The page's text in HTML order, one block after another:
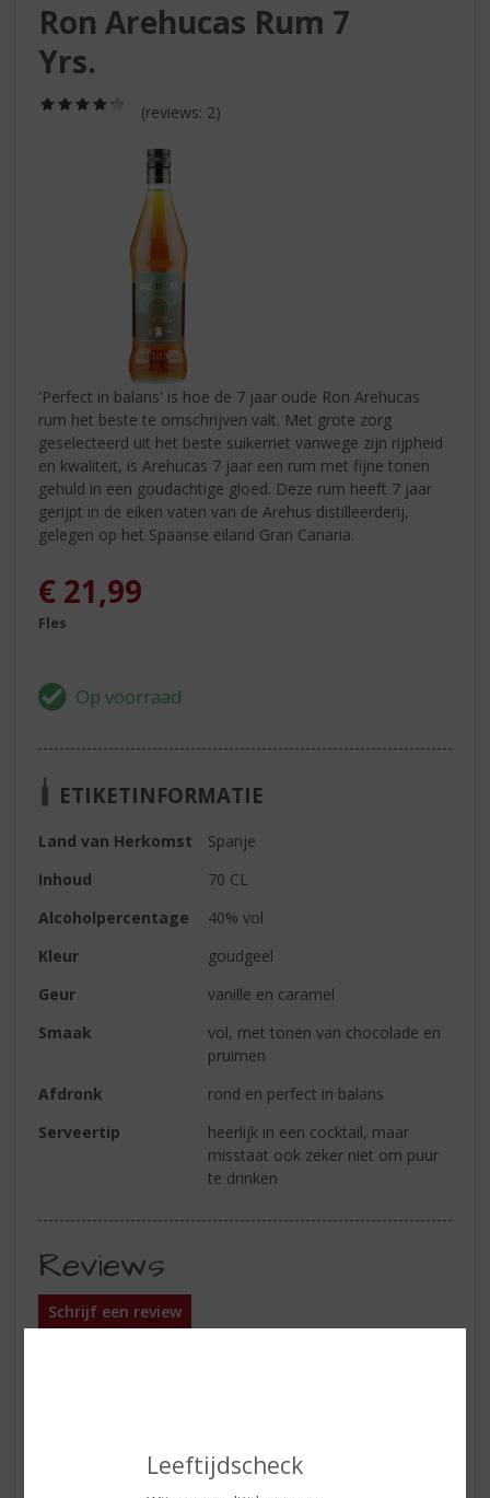
Leeftijdscheck
Ron Arehucas Rum 7
Yrs.
/
(reviews: 2)
'Perfect in balans' is hoe de 7 jaar oude Ron Arehucas
rum het beste te omschrijven valt. Met grote zorg
geselecteerd uit het beste suikerriet vanwege zijn rijpheid
en kwaliteit, is Arehucas 7 jaar een rum met fijne tonen
gehuld in een goudachtige gloed. Deze rum heeft 7 jaar
gerijpt in de eiken vaten van de Arehus distilleerderij,
gelegen op het Spaanse eiland Gran Canaria.
€ 21,99
Fles
ETIKETINFORMATIE
Land van Herkomst
Spanje
Inhoud
70 CL
Alcoholpercentage
40% vol
Kleur
goudgeel
Geur
vanille en caramel
Smaak
vol, met tonen van chocolade en
pruimen
Afdronk
rond en perfect in balans
Serveertip
heerlijk in een cocktail, maar
misstaat ook zeker niet om puur
te drinken
Reviews
Schrijf een review